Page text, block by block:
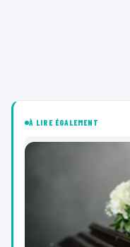
À LIRE ÉGALEMENT